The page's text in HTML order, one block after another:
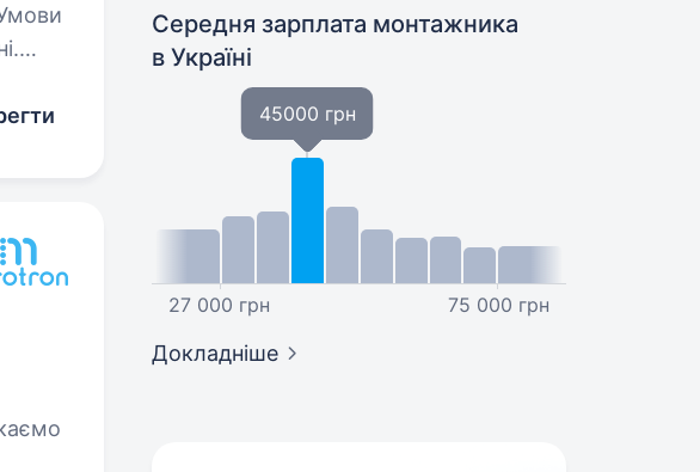
Середня зарплата монтажника
в Україні
27 000 грн
45000 грн
75 000 грн
Докладніше